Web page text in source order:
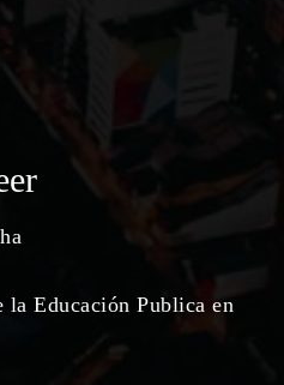
la Educación Publica en